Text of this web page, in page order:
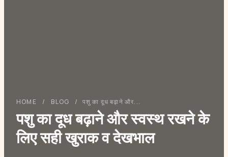
HOME / BLOG / पशु का दूध बढ़ाने और...
पशु का दूध बढ़ाने और स्वस्थ रखने के
लिए सही खुराक व देखभाल